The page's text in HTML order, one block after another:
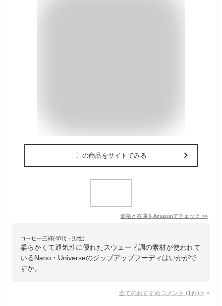
この商品をサイトでみる
価格と在庫をAmazonでチェック >>
コーヒー三杯(40代・男性)
柔らかくて通気性に優れたスウェード調の素材が使われて
いるNano・Universeのジップアップフーディはいかがで
すか。
全てのおすすめコメント (1 件) >